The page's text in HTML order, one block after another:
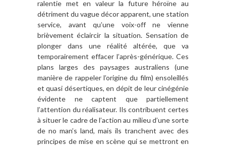
ralentie met en valeur la future héroïne au
détriment du vague décor apparent, une station
service, avant qu’une voix-off ne vienne
brièvement éclaircir la situation. Sensation de
plonger dans une réalité altérée, que va
temporairement effacer l’après-générique. Ces
plans larges des paysages australiens (une
manière de rappeler l’origine du film) ensoleillés
et quasi désertiques, en dépit de leur cinégénie
évidente ne captent que partiellement
l’attention du réalisateur. Ils contribuent certes
à situer le cadre de l’action au milieu d’une sorte
de no man’s land, mais ils tranchent avec des
principes de mise en scène qui se mettront en